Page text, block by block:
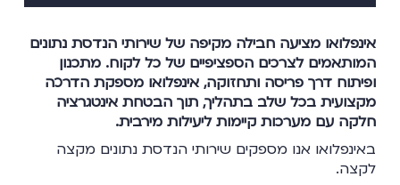
אינפלואו מציעה חבילה מקיפה של שירותי הנדסת נתונים
המותאמים לצרכים הספציפיים של כל לקוח. מתכנון
ופיתוח דרך פריסה ותחזוקה, אינפלואו מספקת הדרכה
מקצועית בכל שלב בתהליך, תוך הבטחת אינטגרציה
חלקה עם מערכות קיימות ליעילות מירבית.
באינפלואו אנו מספקים שירותי הנדסת נתונים מקצה
לקצה.